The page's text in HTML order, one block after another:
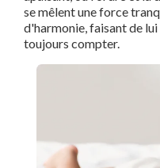
se mêlent une force
d'harmonie, faisant de
toujours compter.